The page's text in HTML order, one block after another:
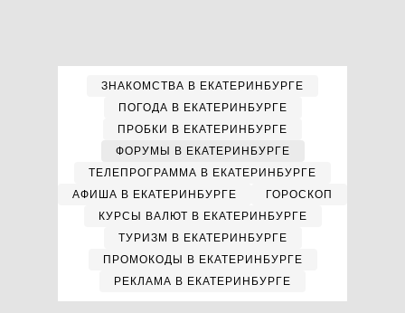
ЗНАКОМСТВА В ЕКАТЕРИНБУРГЕ
ПОГОДА В ЕКАТЕРИНБУРГЕ
ПРОБКИ В ЕКАТЕРИНБУРГЕ
ФОРУМЫ В ЕКАТЕРИНБУРГЕ
ТЕЛЕПРОГРАММА В ЕКАТЕРИНБУРГЕ
АФИША В ЕКАТЕРИНБУРГЕ
ГОРОСКОП
КУРСЫ ВАЛЮТ В ЕКАТЕРИНБУРГЕ
ТУРИЗМ В ЕКАТЕРИНБУРГЕ
ПРОМОКОДЫ В ЕКАТЕРИНБУРГЕ
РЕКЛАМА В ЕКАТЕРИНБУРГЕ